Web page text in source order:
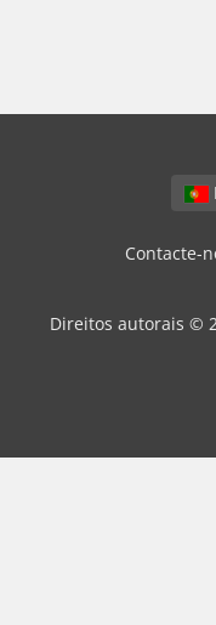
Contacte-
Direitos autorais ©